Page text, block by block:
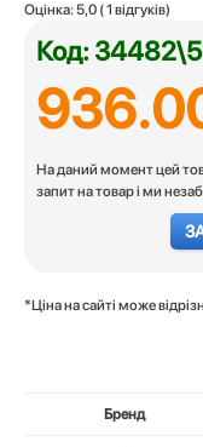
Оцінка: 5,0 (1 відгуків)
Код:
На даний момент цей
запит на товар і ми
*Ціна на сайті може
Бренд